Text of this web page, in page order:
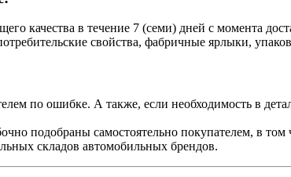
качества в течение 7 (семи) дней с момента
свойства, фабричные ярлыки,
по ошибке. А также, если необходимость в
подобраны самостоятельно покупателем, в
складов автомобильных брендов.